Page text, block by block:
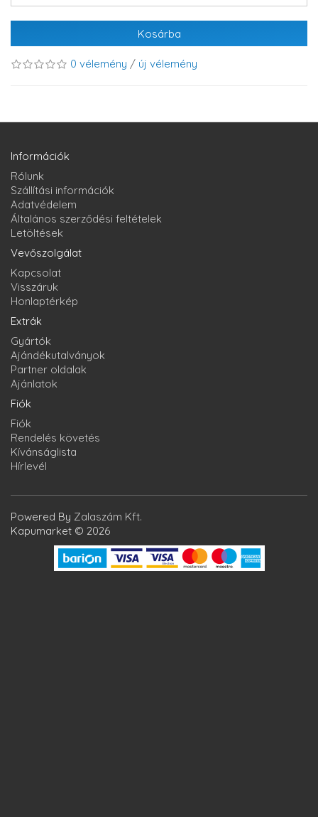
Kosárba
0 vélemény / új vélemény
Információk
Rólunk
Szállítási információk
Adatvédelem
Általános szerződési feltételek
Letöltések
Vevőszolgálat
Kapcsolat
Visszáruk
Honlaptérkép
Extrák
Gyártók
Ajándékutalványok
Partner oldalak
Ajánlatok
Fiók
Fiók
Rendelés követés
Kívánságlista
Hírlevél
Powered By Zalaszám Kft.
Kapumarket © 2026